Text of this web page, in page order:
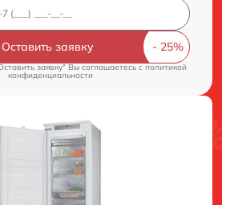
Оставить заявку
заявку" Вы соглашаетесь cполитикой
конфиденциальности